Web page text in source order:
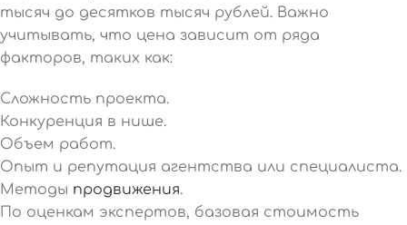
тысяч до десятков тысяч рублей. Важно
учитывать, что цена зависит от ряда
факторов, таких как:
Сложность проекта.
Конкуренция в нише.
Объем работ.
Опыт и репутация агентства или специалиста.
Методы продвижения.
По оценкам экспертов, базовая стоимость